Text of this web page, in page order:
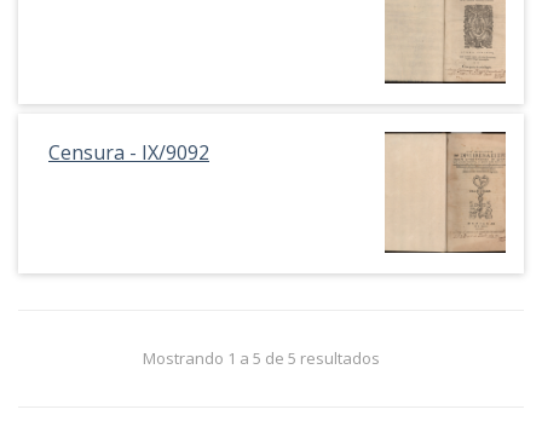
Censura - IX/9092
Mostrando 1 a 5 de 5 resultados